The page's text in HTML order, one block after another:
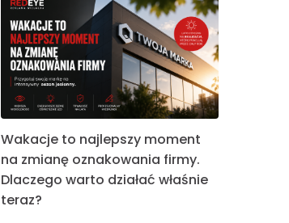
Wakacje to najlepszy moment
na zmianę oznakowania firmy.
Dlaczego warto działać właśnie
teraz?